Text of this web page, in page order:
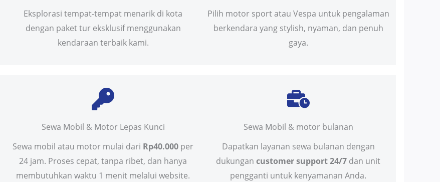
Eksplorasi tempat-tempat menarik di kota
dengan paket tur eksklusif menggunakan
kendaraan terbaik kami.
Pilih motor sport atau Vespa untuk pengalaman
berkendara yang stylish, nyaman, dan penuh
gaya.
Sewa Mobil & Motor Lepas Kunci
Sewa mobil atau motor mulai dari Rp40.000 per
24 jam. Proses cepat, tanpa ribet, dan hanya
membutuhkan waktu 1 menit melalui website.
Sewa Mobil & motor bulanan
Dapatkan layanan sewa bulanan dengan
dukungancustomer support 24/7 dan unit
pengganti untuk kenyamanan Anda.